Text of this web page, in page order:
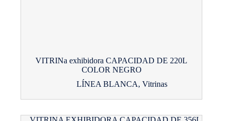
VITRINa exhibidora CAPACIDAD DE 220L
COLOR NEGRO
LÍNEA BLANCA, Vitrinas